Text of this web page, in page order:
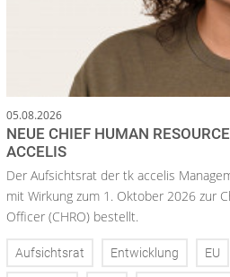
05.08.2026
NEUE CHIEF HUMAN
ACCELIS
Der Aufsichtsrat der tk accelis
mit Wirkung zum 1. Oktober 2026 zur
Officer (CHRO) bestellt.
Aufsichtsrat Entwicklung EU